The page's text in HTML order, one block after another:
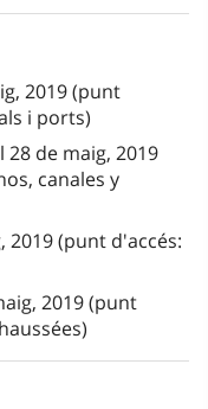
2019 (punt
i ports)
de maig, 2019
canales y
2019 (punt d'accés:
2019 (punt